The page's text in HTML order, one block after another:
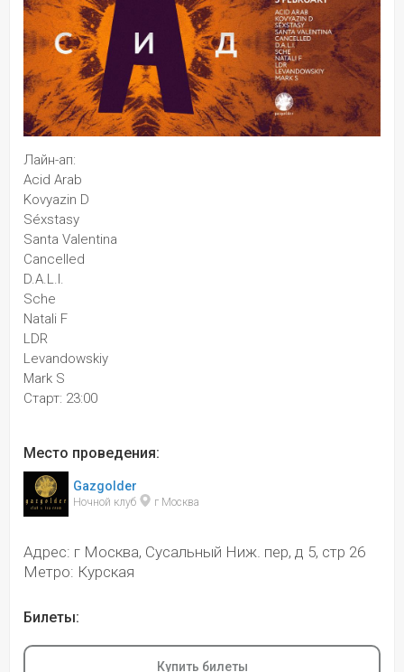
Лайн-ап:
Acid Arab
Kovyazin D
Séxstasy
Santa Valentina
Cancelled
D.A.L.I.
Sсhe
Natali F
LDR
Levandowskiy
Mark S
Старт: 23:00
Место проведения:
Gazgolder
Ночной клуб г Москва
Адрес: г Москва, Сусальный Ниж. пер, д 5, стр 26
Метро: Курская
Билеты:
Купить билеты